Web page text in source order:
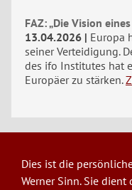
FAZ: „Die Vision
13.04.2026
Europa
seiner Verteidigung.
des ifo Institutes hat
Europäer zu stärken.
Dies ist die
Werner Sinn. Sie